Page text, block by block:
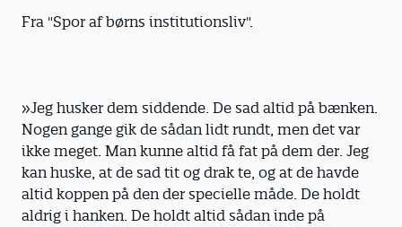
Fra "Spor af børns institutionsliv".
»Jeg husker dem siddende. De sad altid på bænken.
Nogen gange gik de sådan lidt rundt, men det var
ikke meget. Man kunne altid få fat på dem der. Jeg
kan huske, at de sad tit og drak te, og at de havde
altid koppen på den der specielle måde. De holdt
aldrig i hanken. De holdt altid sådan inde på